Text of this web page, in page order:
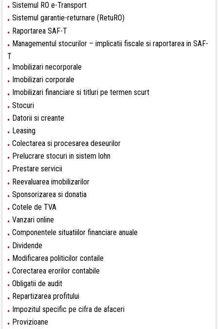
• Sistemul RO e-Transport
• Sistemul garantie-returnare (RetuRO)
• Raportarea SAF-T
• Managementul stocurilor – implicatii fiscale si raportarea in SAF-
T
• Imobilizari necorporale
• Imobilizari corporale
• Imobilizari financiare si titluri pe termen scurt
• Stocuri
• Datorii si creante
• Leasing
• Colectarea si procesarea deseurilor
• Prelucrare stocuri in sistem lohn
• Prestare servicii
• Reevaluarea imobilizarilor
• Sponsorizarea si donatia
• Cotele de TVA
• Vanzari online
• Componentele situatiilor financiare anuale
• Dividende
• Modificarea politicilor contaile
• Corectarea erorilor contabile
• Obligatii de audit
• Repartizarea profitului
• Impozitul specific pe cifra de afaceri
• Provizioane